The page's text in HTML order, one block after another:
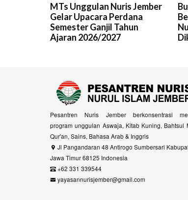
MTs Unggulan Nuris Jember
Gelar Upacara Perdana
Semester Ganjil Tahun
Ajaran 2026/2027
Pesantren Nuris Jember berkonsentrasi
program unggulan Aswaja, Kitab Kuning, Bahtsul
Qur'an, Sains, Bahasa Arab & Inggris
Jl Pangandaran 48 Antirogo Sumbersari
Jawa Timur 68125 Indonesia
+62 331 339544
yayasannurisjember@gmail.com